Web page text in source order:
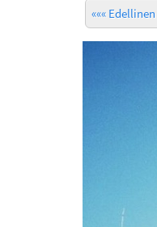
««« Edellinen